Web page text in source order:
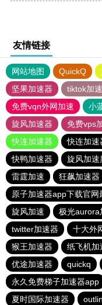
友情链接
网站地图 QuickQ
坚果加速器
tiktok加
免费vqn外网加速
小
旋风加速器
免费vps
快连加速器
快连加速
快鸭加速器
旋风加速
雷霆加速
狂飙加速器
原子加速器app下载官网
旋风加速
极光aurora
twitter加速器
十大外
猴王加速器
纸飞机加
优途加速器
quickq
永久免费梯子加速器app
夏时国际加速器